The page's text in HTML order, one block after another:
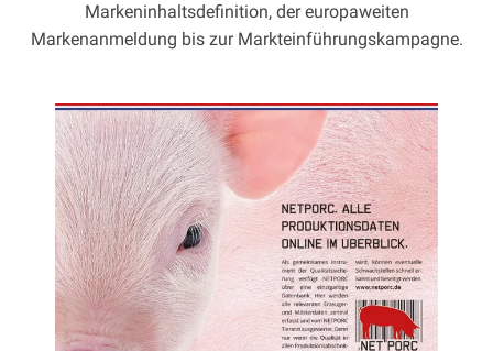
Markeninhaltsdefinition, der europaweiten
Markenanmeldung bis zur Markteinführungskampagne.